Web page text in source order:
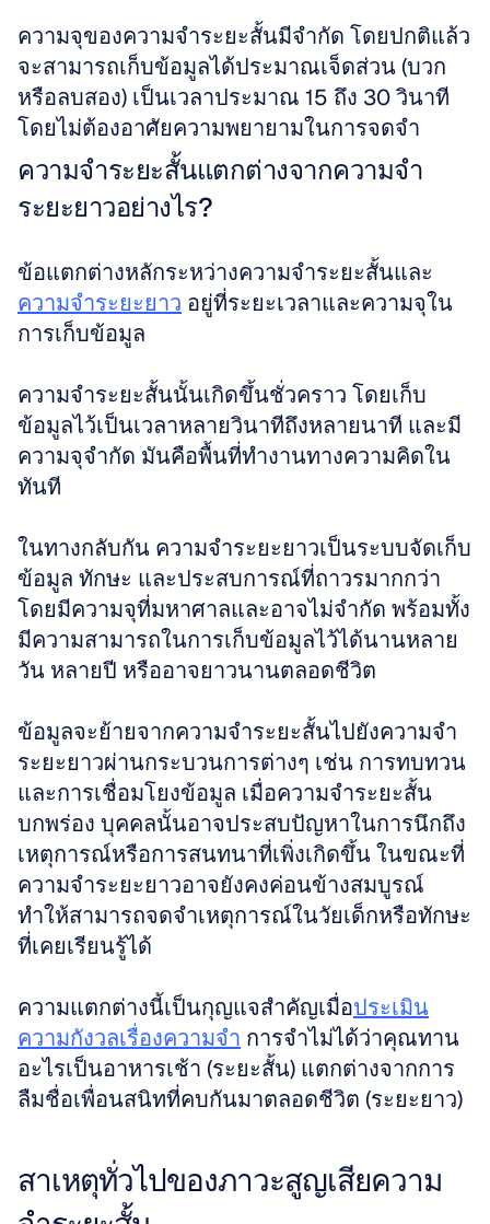
ความจุของความจำระยะสั้นมีจำกัด โดยปกติแล้ว
จะสามารถเก็บข้อมูลได้ประมาณเจ็ดส่วน (บวก
หรือลบสอง) เป็นเวลาประมาณ 15 ถึง 30 วินาที
โดยไม่ต้องอาศัยความพยายามในการจดจำ
ความจำระยะสั้นแตกต่างจากความจำ
ระยะยาวอย่างไร?
ข้อแตกต่างหลักระหว่างความจำระยะสั้นและ
ความจำระยะยาว อยู่ที่ระยะเวลาและความจุใน
การเก็บข้อมูล
ความจำระยะสั้นนั้นเกิดขึ้นชั่วคราว โดยเก็บ
ข้อมูลไว้เป็นเวลาหลายวินาทีถึงหลายนาที และมี
ความจุจำกัด มันคือพื้นที่ทำงานทางความคิดใน
ทันที
ในทางกลับกัน ความจำระยะยาวเป็นระบบจัดเก็บ
ข้อมูล ทักษะ และประสบการณ์ที่ถาวรมากกว่า
โดยมีความจุที่มหาศาลและอาจไม่จำกัด พร้อมทั้ง
มีความสามารถในการเก็บข้อมูลไว้ได้นานหลาย
วัน หลายปี หรืออาจยาวนานตลอดชีวิต
ข้อมูลจะย้ายจากความจำระยะสั้นไปยังความจำ
ระยะยาวผ่านกระบวนการต่างๆ เช่น การทบทวน
และการเชื่อมโยงข้อมูล เมื่อความจำระยะสั้น
บกพร่อง บุคคลนั้นอาจประสบปัญหาในการนึกถึง
เหตุการณ์หรือการสนทนาที่เพิ่งเกิดขึ้น ในขณะที่
ความจำระยะยาวอาจยังคงค่อนข้างสมบูรณ์
ทำให้สามารถจดจำเหตุการณ์ในวัยเด็กหรือทักษะ
ที่เคยเรียนรู้ได้
ความแตกต่างนี้เป็นกุญแจสำคัญเมื่อประเมิน
ความกังวลเรื่องความจำ การจำไม่ได้ว่าคุณทาน
อะไรเป็นอาหารเช้า (ระยะสั้น) แตกต่างจากการ
ลืมชื่อเพื่อนสนิทที่คบกันมาตลอดชีวิต (ระยะยาว)
สาเหตุทั่วไปของภาวะสูญเสียความ